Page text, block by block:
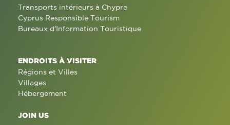
Transports intérieurs à Chypre
Cyprus Responsible Tourism
Bureaux d'Information Touristique
ENDROITS À VISITER
Régions et Villes
Villages
Hébergement
JOIN US